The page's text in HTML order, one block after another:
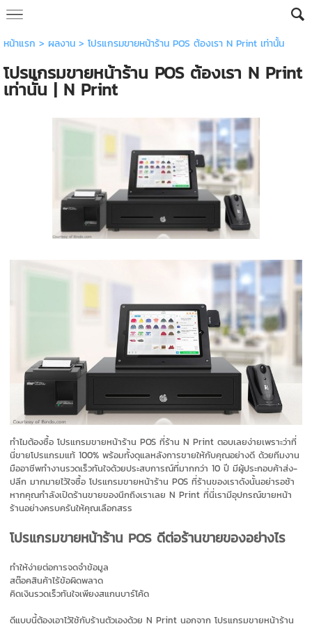
หน้าแรก > ผลงาน> โปรแกรมขายหน้าร้าน POS ต้องเรา N Print เท่านั้น
โปรแกรมขายหน้าร้าน POS ต้องเรา N Print
เท่านั้น | N Print
ทำไมต้องซื้อ โปรแกรมขายหน้าร้าน POS ที่ร้าน N Print ตอบเลยง่ายเพราะว่าที่
นี่ขายโปรแกรมแท้ 100% พร้อมทั้งดุแลหลังการขายให้กับคุณอย่างดี ด้วยทีมงาน
มืออาชีพทำงานรวดเร็วทันใจด้วยประสบการณ์ที่มากกว่า 10 ปี มีผู้ประกอบค้าส่ง-
ปลีก มากมายไว้ใจซื้อ โปรแกรมขายหน้าร้าน POS ที่ร้านของเราดังนั้นอย่ารอช้า
หากคุณกำลังเปิดร้านขายของนึกถึงเราเลย N Print ที่นี่เรามีอุปกรณ์ขายหน้า
ร้านอย่างครบครันให้คุณเลือกสรร
โปรแกรมขายหน้าร้าน POS ดีต่อร้านขายของอย่างไร
ทำให้ง่ายต่อการจดจำข้อมูล
สต๊อคสินค้าไร้ข้อผิดพลาด
คิดเงินรวดเร็วทันใจเพียงสแกนบาร์โค้ด
ดีแบบนี้ต้องเอาไว้ใช้กับร้านตัวเองด้วย N Print นอกจาก โปรแกรมขายหน้าร้าน